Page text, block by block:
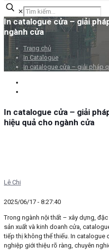
✕
In catalogue cửa – giải
ngành cửa
Trang chủ
In Catalogue
In catalogue cửa – giải pháp
In catalogue cửa – giải
hiệu quả cho ngành cửa
Lê Chi
2025/06/17 - 8:27:40
Trong ngành nội thất – xây dựng,
sản xuất và kinh doanh cửa,
tiếp thị không thể thiếu. In catalogue
nghiệp giới thiệu rõ ràng, chuyên